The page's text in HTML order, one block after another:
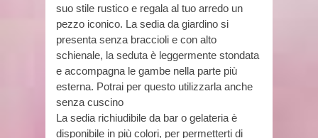
suo stile rustico e regala al tuo arredo un
pezzo iconico. La sedia da giardino si
presenta senza braccioli e con alto
schienale, la seduta è leggermente stondata
e accompagna le gambe nella parte più
esterna. Potrai per questo utilizzarla anche
senza cuscino
La sedia richiudibile da bar o gelateria è
disponibile in più colori, per permetterti di